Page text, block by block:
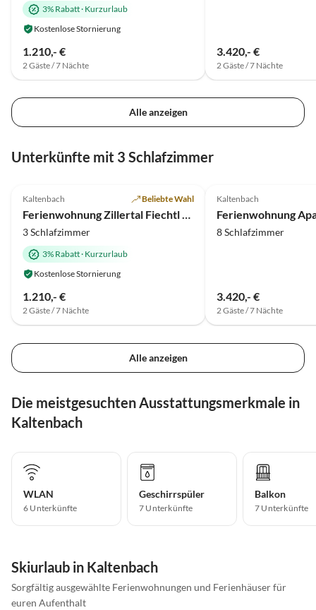
3% Rabatt· Kurzurlaub
Kostenlose Stornierung
1.210,- €
2 Gäste / 7 Nächte
3.420,- €
2 Gäste / 7 Nächte
Alle anzeigen
Unterkünfte mit 3 Schlafzimmer
Kaltenbach Beliebte Wahl
Ferienwohnung Zillertal Fiechtl Kathi
3 Schlafzimmer
3% Rabatt· Kurzurlaub
Kostenlose Stornierung
1.210,- €
2 Gäste / 7 Nächte
Kaltenbach
8 Schlafzimmer
3.420,- €
2 Gäste / 7 Nächte
Alle anzeigen
Die meistgesuchten Ausstattungsmerkmale in
Kaltenbach
WLAN
6 Unterkünfte
Geschirrspüler
7 Unterkünfte
Balkon
7 Unterkünfte
Skiurlaub in Kaltenbach
Sorgfältig ausgewählte Ferienwohnungen und Ferienhäuser für
euren Aufenthalt